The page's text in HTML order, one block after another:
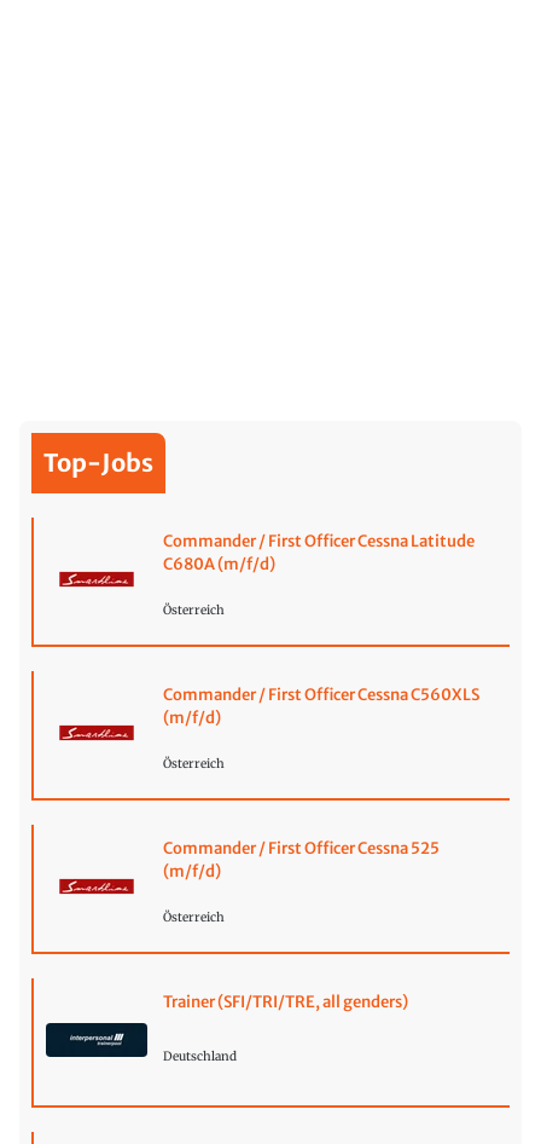
Top-Jobs
Commander / First Officer Cessna Latitude
C680A (m/f/d)
Österreich
Commander / First Officer Cessna C560XLS
(m/f/d)
Österreich
Commander / First Officer Cessna 525
(m/f/d)
Österreich
Trainer (SFI/TRI/TRE, all genders)
Deutschland